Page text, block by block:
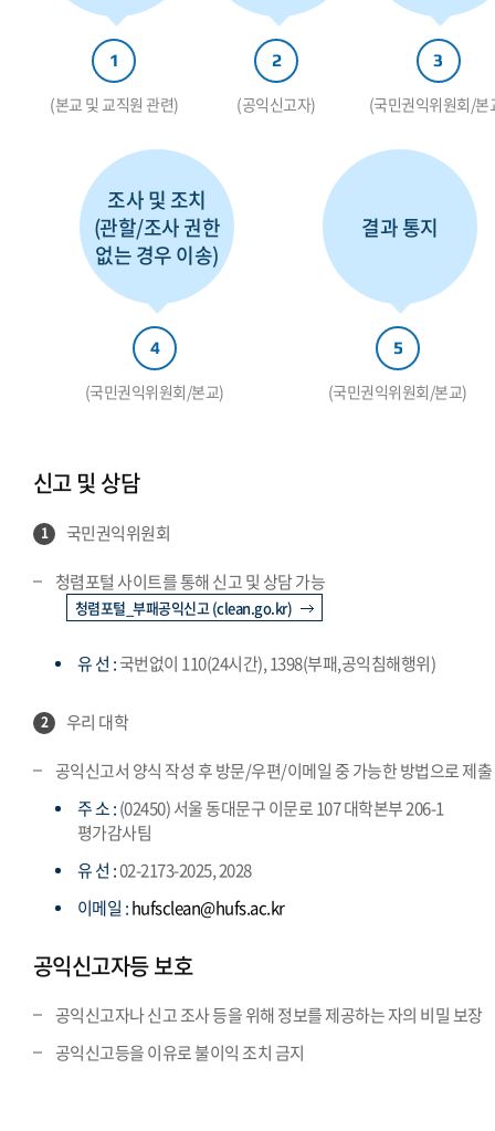
1
(본교 및 교직원 관련)
2
(공익신고자)
3
(국민권익위원회/본
조사 및 조치
(관할/조사 권한
없는 경우 이송)
4
(국민권익위원회/본교)
결과 통지
5
(국민권익위원회/본교)
신고 및 상담
1
국민권익위원회
청렴포털 사이트를 통해 신고 및 상담 가능
청렴포털_부패공익신고 (clean.go.kr)
유 선 :국번없이 110(24시간), 1398(부패,공익침해행위)
2
우리 대학
공익신고서 양식 작성 후 방문/우편/이메일 중 가능한 방법으로 제출
주 소 :(02450) 서울 동대문구 이문로 107 대학본부 206-1
평가감사팀
유 선 :02-2173-2025, 2028
이메일 :hufsclean@hufs.ac.kr
공익신고자등 보호
공익신고자나 신고 조사 등을 위해 정보를 제공하는 자의 비밀 보장
공익신고등을 이유로 불이익 조치 금지